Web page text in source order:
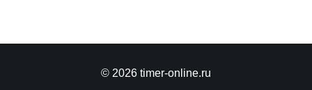
© 2026 timer-online.ru